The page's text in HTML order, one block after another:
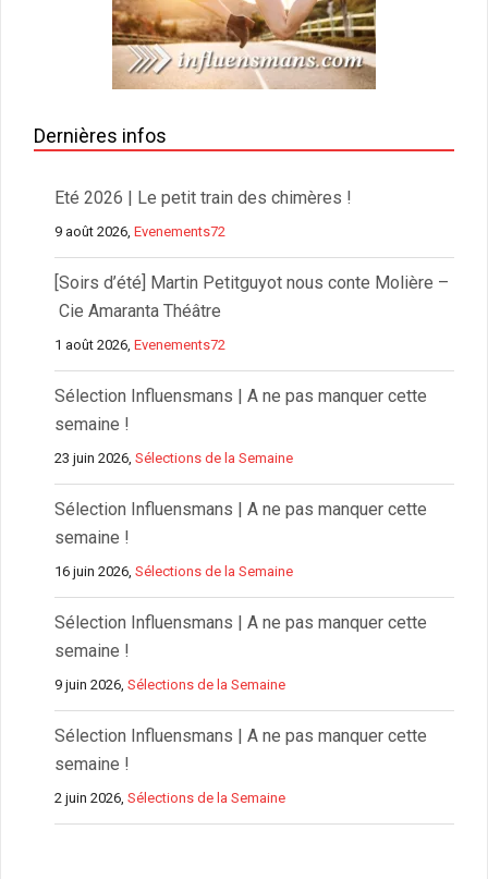
Dernières infos
Eté 2026 | Le petit train des chimères !
9 août 2026,Evenements72
[Soirs d’été] Martin Petitguyot nous conte Molière –
Cie Amaranta Théâtre
1 août 2026,Evenements72
Sélection Influensmans | A ne pas manquer cette
semaine !
23 juin 2026,Sélections de la Semaine
Sélection Influensmans | A ne pas manquer cette
semaine !
16 juin 2026,Sélections de la Semaine
Sélection Influensmans | A ne pas manquer cette
semaine !
9 juin 2026,Sélections de la Semaine
Sélection Influensmans | A ne pas manquer cette
semaine !
2 juin 2026,Sélections de la Semaine